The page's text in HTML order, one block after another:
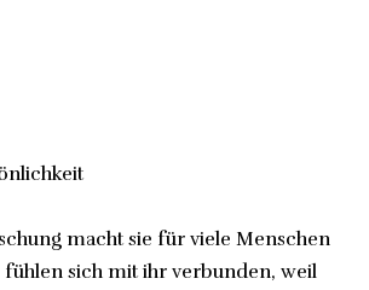
macht sie für viele Menschen
fühlen sich mit ihr verbunden, weil